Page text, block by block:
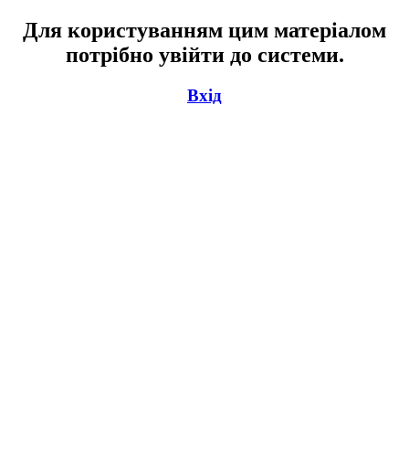
Для користуванням цим матеріалом
потрібно увійти до системи.
Вхід